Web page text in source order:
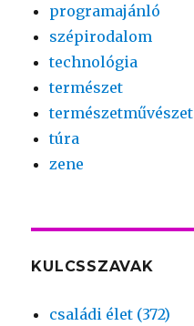
programajánló
szépirodalom
technológia
természet
természetművészet
túra
zene
KULCSSZAVAK
családi élet (372)